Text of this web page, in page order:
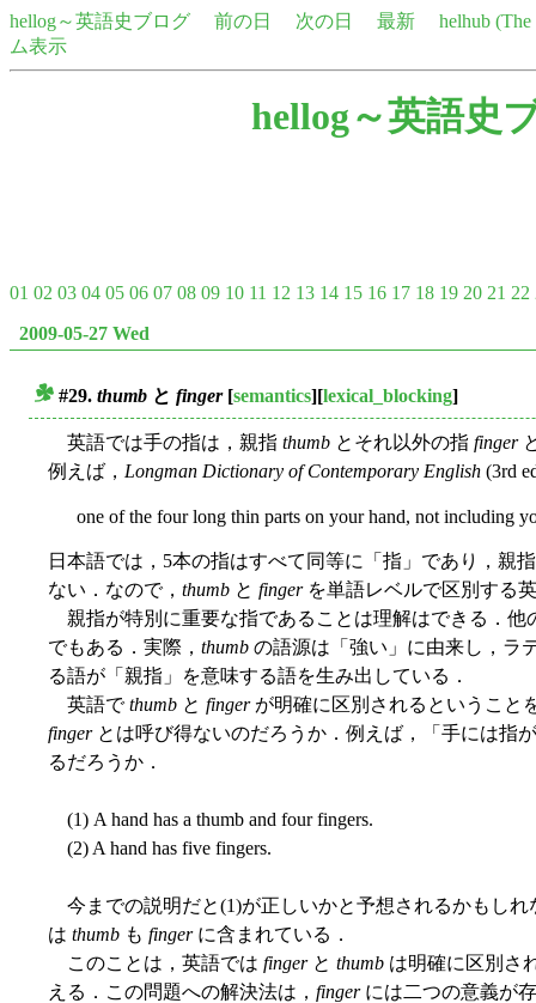
hellog～英語史ブログ 前の日 次の日 最新
helhub
ム表示
hellog～英語史
01 02 03 04 05 06 07 08 09 10 11 12 13 14 15 16 17 18 19 20 21 22
2009-05-27 Wed
#29. thumb と finger[semantics][lexical_blocking]
英語では手の指は，親指 thumb とそれ以外の指 finger
例えば， Longman Dictionary of Contemporary English (3rd
one of the four long thin parts on your hand, not including
日本語では，5本の指はすべて同等に「指」であり，親
ない．なので， thumb と fingerを単語レベルで区別する
親指が特別に重要な指であることは理解はできる．他
でもある．実際， thumb の語源は「強い」に由来し，ラ
る語が「親指」を意味する語を生み出している．
英語でthumb と fingerが明確に区別されるということ
fingerとは呼び得ないのだろうか．例えば，「手には指
るだろうか．
(1) A hand has a thumb and four fingers.
(2) A hand has five fingers.
今までの説明だと(1)が正しいかと予想されるかもし
は thumb も fingerに含まれている．
このことは，英語では fingerと thumb は明確に区別さ
える．この問題への解決法は， fingerには二つの意義が